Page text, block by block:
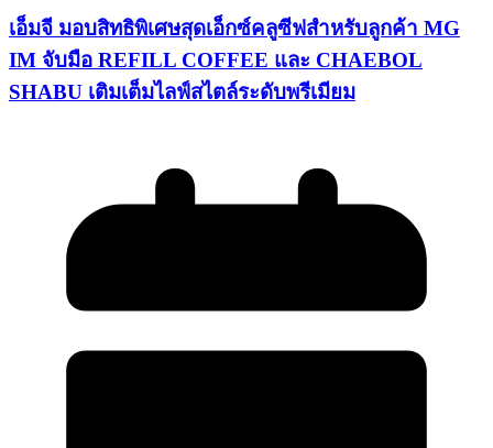
เอ็มจี มอบสิทธิพิเศษสุดเอ็กซ์คลูซีฟสำหรับลูกค้า MG
IM จับมือ REFILL COFFEE และ CHAEBOL
SHABU เติมเต็มไลฟ์สไตล์ระดับพรีเมียม